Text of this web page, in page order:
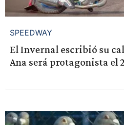
SPEEDWAY
El Invernal escribió su
Ana será protagonista el